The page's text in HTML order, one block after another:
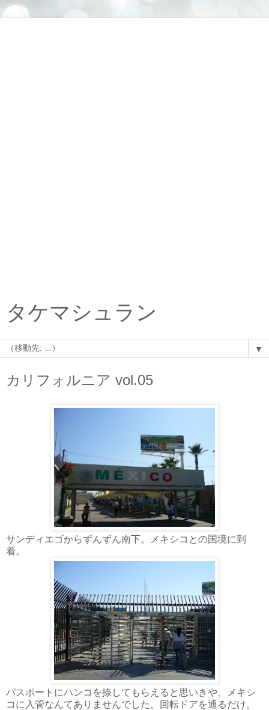
タケマシュラン
▼
カリフォルニア vol.05
サンディエゴからずんずん南下。メキシコとの国境に到
着。
パスポートにハンコを捺してもらえると思いきや、メキシ
コに入管なんてありませんでした。回転ドアを通るだけ。